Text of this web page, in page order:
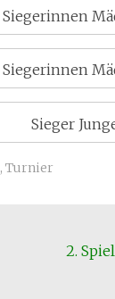
Siegerinnen
Siegerinnen
Sieger
, Turnier
2.